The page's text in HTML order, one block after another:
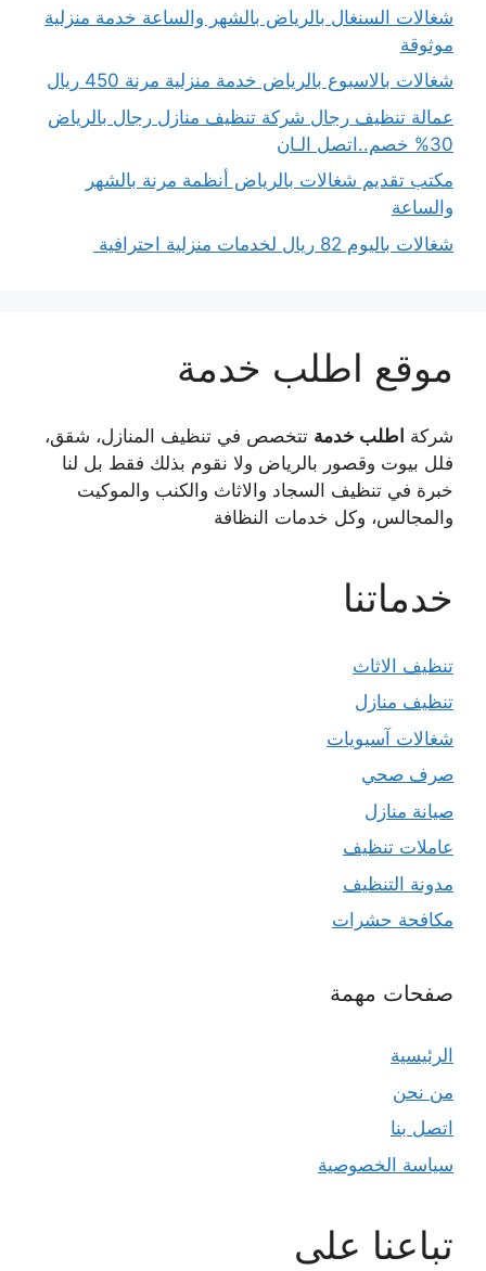
شغالات السنغال بالرياض بالشهر والساعة خدمة منزلية
موثوقة
شغالات بالاسبوع بالرياض خدمة منزلية مرنة 450 ريال
عمالة تنظيف رجال شركة تنظيف منازل رجال بالرياض
30% خصم..اتصل الـان
مكتب تقديم شغالات بالرياض أنظمة مرنة بالشهر
والساعة
شغالات باليوم 82 ريال لخدمات منزلية احترافية
موقع اطلب خدمة
شركة اطلب خدمة تتخصص في تنظيف المنازل، شقق،
فلل بيوت وقصور بالرياض ولا نقوم بذلك فقط بل لنا
خبرة في تنظيف السجاد والاثاث والكنب والموكيت
والمجالس، وكل خدمات النظافة
خدماتنا
تنظيف الاثاث
تنظيف منازل
شغالات آسيويات
صرف صحي
صيانة منازل
عاملات تنظيف
مدونة التنظيف
مكافحة حشرات
صفحات مهمة
الرئيسية
من نحن
اتصل بنا
سياسة الخصوصية
تباعنا على